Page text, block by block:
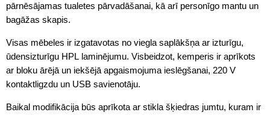
pārnēsājamas tualetes pārvadāšanai, kā arī personīgo mantu un
bagāžas skapis.
Visas mēbeles ir izgatavotas no viegla saplākšņa ar izturīgu,
ūdensizturīgu HPL laminējumu. Visbeidzot, kemperis ir aprīkots
ar bloku ārējā un iekšējā apgaismojuma ieslēgšanai, 220 V
kontaktligzdu un USB savienotāju.
Baikal modifikācija būs aprīkota ar stikla šķiedras jumtu, kuram ir